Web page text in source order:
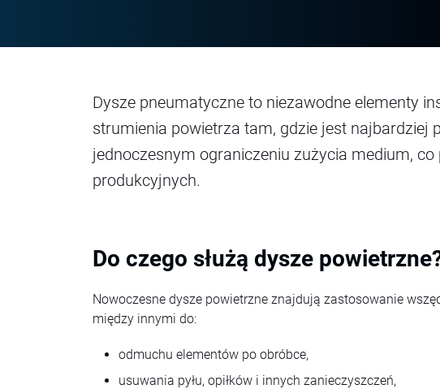
Dysze pneumatyczne to niezawodne elementy
strumienia powietrza tam, gdzie jest najbardziej
jednoczesnym ograniczeniu zużycia medium,
produkcyjnych.
Do czego służą dysze
Nowoczesne dysze powietrzne znajdują zastosowanie
między innymi do:
odmuchu elementów po obróbce,
usuwania pyłu, opiłków i innych zanieczyszczeń,